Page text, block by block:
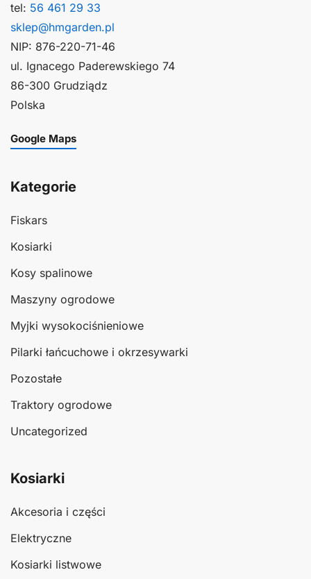
tel: 56 461 29 33
sklep@hmgarden.pl
NIP: 876-220-71-46
ul. Ignacego Paderewskiego 74
86-300 Grudziądz
Polska
Google Maps
Kategorie
Fiskars
Kosiarki
Kosy spalinowe
Maszyny ogrodowe
Myjki wysokociśnieniowe
Pilarki łańcuchowe i okrzesywarki
Pozostałe
Traktory ogrodowe
Uncategorized
Kosiarki
Akcesoria i części
Elektryczne
Kosiarki listwowe